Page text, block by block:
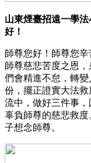
山東煙臺招遠一學
好！
師尊您好！師尊您辛
師尊慈悲苦度之恩
們會精進不怠，轉
份，擺正證實大法
流中，做好三件事
辜負師尊的慈悲救
子想念師尊。